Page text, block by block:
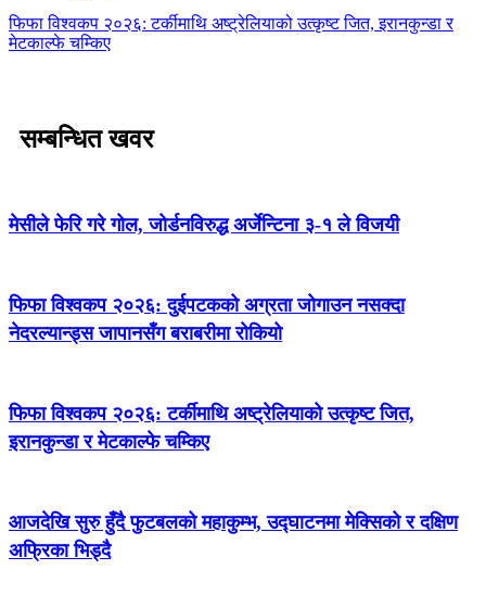
फिफा विश्वकप २०२६: टर्कीमाथि अष्ट्रेलियाको उत्कृष्ट जित, इरानकुन्डा र
मेटकाल्फे चम्किए
सम्बन्धित खवर
मेसीले फेरि गरे गोल, जोर्डनविरुद्ध अर्जेन्टिना ३-१ ले विजयी
फिफा विश्वकप २०२६: दुईपटकको अग्रता जोगाउन नसक्दा
नेदरल्यान्ड्स जापानसँग बराबरीमा रोकियो
फिफा विश्वकप २०२६: टर्कीमाथि अष्ट्रेलियाको उत्कृष्ट जित,
इरानकुन्डा र मेटकाल्फे चम्किए
आजदेखि सुरु हुँदै फुटबलको महाकुम्भ, उद्घाटनमा मेक्सिको र दक्षिण
अफ्रिका भिड्दै